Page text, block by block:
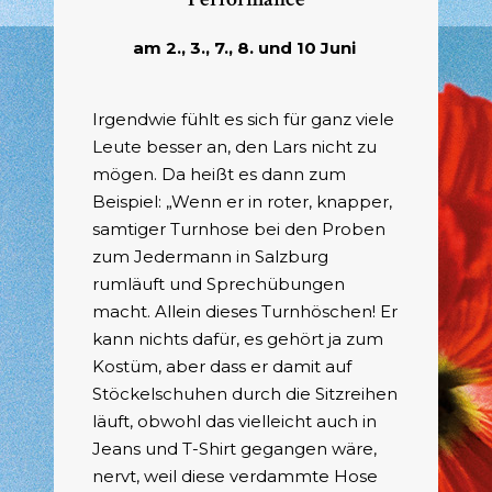
am 2., 3., 7., 8. und 10 Juni
Irgendwie fühlt es sich für ganz viele
Leute besser an, den Lars nicht zu
mögen. Da heißt es dann zum
Beispiel: „Wenn er in roter, knapper,
samtiger Turnhose bei den Proben
zum Jedermann in Salzburg
rumläuft und Sprechübungen
macht. Allein dieses Turnhöschen! Er
kann nichts dafür, es gehört ja zum
Kostüm, aber dass er damit auf
Stöckelschuhen durch die Sitzreihen
läuft, obwohl das vielleicht auch in
Jeans und T-Shirt gegangen wäre,
nervt, weil diese verdammte Hose